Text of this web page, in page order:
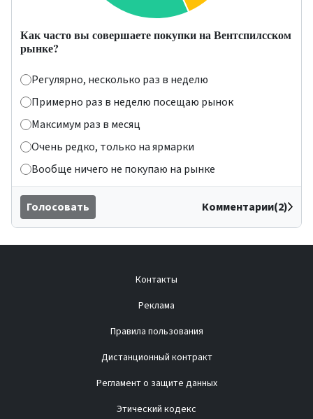
Как часто вы совершаете покупки на Вентспилсском
рынке?
Регулярно, несколько раз в неделю
Примерно раз в неделю посещаю рынок
Максимум раз в месяц
Очень редко, только на ярмарки
Вообще ничего не покупаю на рынке
Голосовать Комментарии(2)
Контакты
Реклама
Правила пользования
Дистанционный контракт
Регламент о защите данных
Этический кодекс